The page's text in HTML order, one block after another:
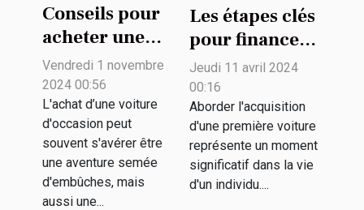
Conseils pour
acheter une
voiture
d'occasion en
toute sécurité
Vendredi 1 novembre
2024 00:56
L'achat d’une voiture
d'occasion peut
souvent s'avérer être
une aventure semée
d'embûches, mais
aussi une...
Les étapes clés
pour financer
intelligemment
votre première
voiture
Jeudi 11 avril 2024
00:16
Aborder l'acquisition
d'une première voiture
représente un moment
significatif dans la vie
d'un individu....